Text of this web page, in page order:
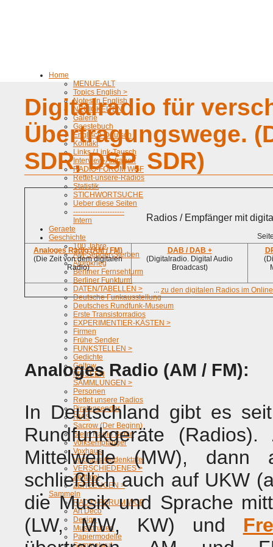
Home
MENUE-ALT
Topics English >
Notes in English
NEUIGKEITEN
Galerie
Gaestebuch
Englisch-Deutsch
Kontakt
Links / Link-Tausch
Interview-Anfragen
RADIO-FORUM WGF
Rettet-unsere-Radios
Statistik
STICHWORTSUCHE
Ueber diese Seiten
---------------------
Intern
Geraete
Geschichte
100 Jahre
AM-Sender-Sterben
Atomkrieg
Berliner Fernsehturm
Berliner Funkturm
DATEN/TABELLEN >
Deutsche Funkausstellung
Deutsches Rundfunk-Museum
Erste Transistorradios
EXPERIMENTIER-KÄSTEN >
Firmen
Frühe Sender
FUNKSTELLEN >
Gedichte
Geltow
MUSEEN
SAMMLUNGEN >
Personen
Rettet unsere Radios
Piratensender
RIAS
Sacrow (Der Beginn)
Stern Radio Berlin
Volksempfänger
Voxhaus
Voxhaus-Gedenktafel
VERSCHIEDENES >
Zeittafel
ZEITZEUGEN >
Sammeln
RADIO-FORUM WGF
Art Deco
Design
Musiktruhen
Papiermodelle
Sammelwut
Digitalradio für
Übertragungswege.
SDR, DSP, SDR)
Radios / Empfänger mit
Analoges Radio (AM / FM)
(Die Zeit von dem digitalen
Radio)
DAB / DAB +
(Digitalradio. Digital Audio
Broadcast)
... zu den digitalen Radios im
Analoges Radio (AM / FM):
In Deutschland gibt es
Rundfunkgeräte
Mittelwelle (MW),
schließlich auch auf UKW
die Musik und Sprache
(LW, MW, KW) und